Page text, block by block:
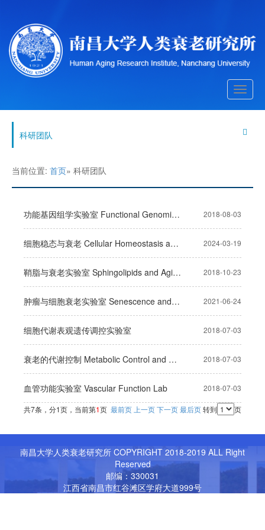
Toggle
科研团队
当前位置: 首页» 科研团队
2018-08-03
功能基因组学实验室 Functional Genomics Lab
2024-03-19
细胞稳态与衰老 Cellular Homeostasis and Aging
2018-10-23
鞘脂与衰老实验室 Sphingolipids and Aging Research Lab
2021-06-24
肿瘤与细胞衰老实验室 Senescence and Cancer
2018-07-03
细胞代谢表观遗传调控实验室
2018-07-03
衰老的代谢控制 Metabolic Control and Aging Lab
2018-07-03
血管功能实验室 Vascular Function Lab
共7条，分1页，当前第1页 最前页 上一页下一页最后页转到 页
南昌大学人类衰老研究所 COPYRIGHT 2018-2019 ALL Right
Reserved
邮编：330031
江西省南昌市红谷滩区学府大道999号